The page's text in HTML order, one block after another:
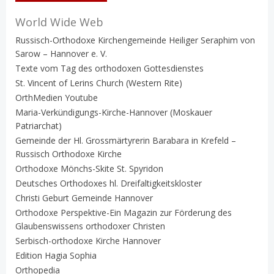
World Wide Web
Russisch-Orthodoxe Kirchengemeinde Heiliger Seraphim von
Sarow – Hannover e. V.
Texte vom Tag des orthodoxen Gottesdienstes
St. Vincent of Lerins Church (Western Rite)
OrthMedien Youtube
Maria-Verkündigungs-Kirche-Hannover (Moskauer
Patriarchat)
Gemeinde der Hl. Grossmärtyrerin Barabara in Krefeld –
Russisch Orthodoxe Kirche
Orthodoxe Mönchs-Skite St. Spyridon
Deutsches Orthodoxes hl. Dreifaltigkeitskloster
Christi Geburt Gemeinde Hannover
Orthodoxe Perspektive-Ein Magazin zur Förderung des
Glaubenswissens orthodoxer Christen
Serbisch-orthodoxe Kirche Hannover
Edition Hagia Sophia
Orthopedia